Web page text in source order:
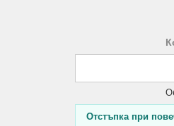
Отстъпка при